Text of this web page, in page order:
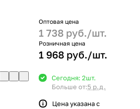
Оптовая цена
1 738 руб./шт.
Розничная цена
1 968 руб./шт.
Сегодня: 2шт.
Больше от:5 р.д.
Цена указана с